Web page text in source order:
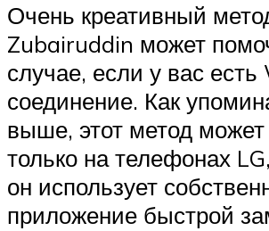
Очень креативный
Zubairuddin может
случае, если у вас есть
соединение. Как
выше, этот метод может
только на телефонах
он использует
приложение быстрой